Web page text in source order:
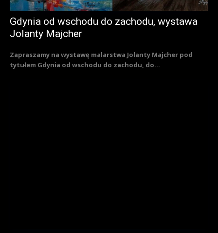
Gdynia od wschodu do zachodu, wystawa
Jolanty Majcher
Zapraszamy na wystawę malarstwa Jolanty Majcher pod
tytułem Gdynia od wschodu do zachodu, do...